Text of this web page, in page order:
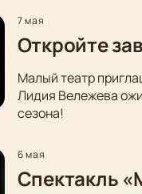
7 мая
Откройте
Малый театр
Лидия Вележева
сезона!
6 мая
Спектакль